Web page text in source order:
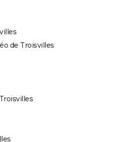
de Troisvilles